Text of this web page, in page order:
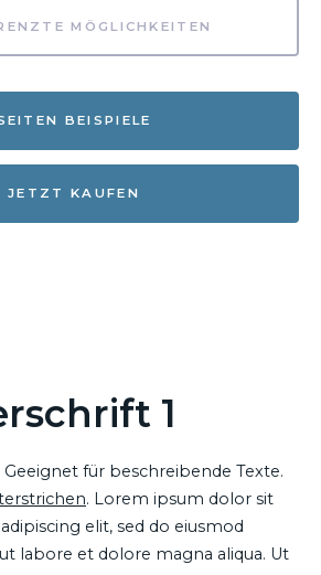
MÖGLICHKEITEN
BEISPIELE
JETZT KAUFEN
1
für beschreibende Texte.
. Lorem ipsum dolor sit
adipiscing elit, sed do eiusmod
labore et dolore magna aliqua. Ut